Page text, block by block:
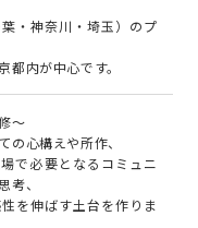
・神奈川・埼玉）のプ
内が中心です。
～
の心構えや所作、
で必要となるコミュニ
考、
を伸ばす土台を作りま